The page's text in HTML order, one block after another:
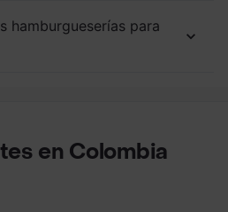
hamburgueserías para
en Colombia